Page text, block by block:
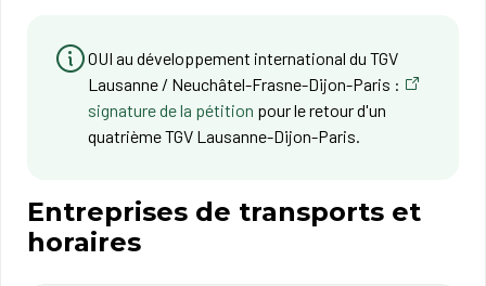
OUI au développement international du TGV
Lausanne / Neuchâtel-Frasne-Dijon-Paris :
signature de la pétition pour le retour d'un
quatrième TGV Lausanne-Dijon-Paris.
Entreprises de transports et
horaires